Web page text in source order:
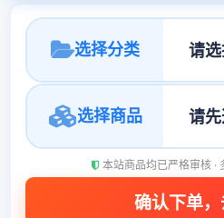
选择分类
选择商品
本站商品均已严格审核 ·